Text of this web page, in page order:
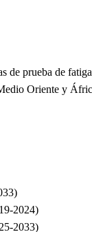
prueba de
Oriente y
2024)
2033)